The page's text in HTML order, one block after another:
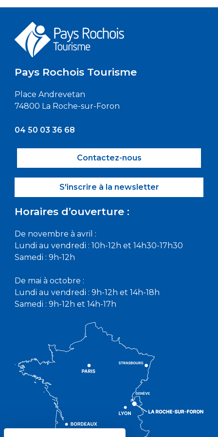
Pays Rochois Tourisme
Place Andrevetan
74800 La Roche-sur-Foron
04 50 03 36 68
Contactez-nous
S'inscrire à la newsletter
Horaires d’ouverture :
De novembre à avril :
Lundi au vendredi : 10h-12h et 14h30-17h30
Samedi : 9h-12h
De mai à octobre :
Lundi au vendredi : 9h-12h et 14h-18h
Samedi : 9h-12h et 14h-17h